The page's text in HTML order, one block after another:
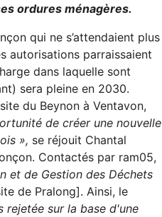
ordures ménagères.
qui ne s’attendaient plus
autorisations parraissaient
dans laquelle sont
sera pleine en 2030.
du Beynon à Ventavon,
de créer une nouvelle
», se réjouit Chantal
Contactés par ram05,
et de Gestion des Déchets
de Pralong]. Ainsi, le
rejetée sur la base d'une